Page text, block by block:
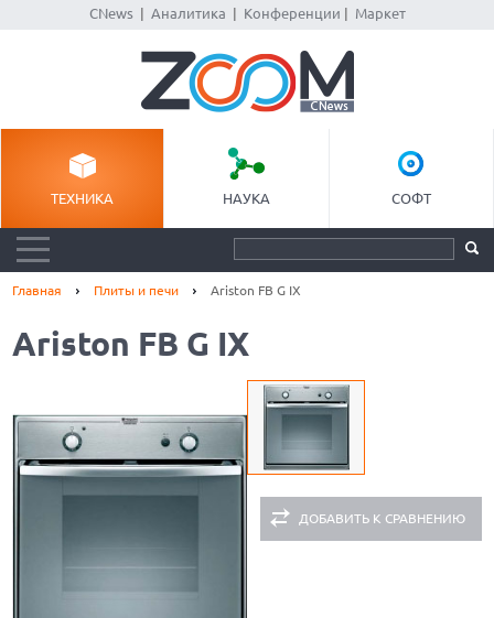
CNews| Аналитика Конференции Маркет
ТЕХНИКА НАУКА СОФТ
Главная Плиты и печи Ariston FB G IX
Ariston FB G IX
ДОБАВИТЬ К СРАВНЕНИЮ